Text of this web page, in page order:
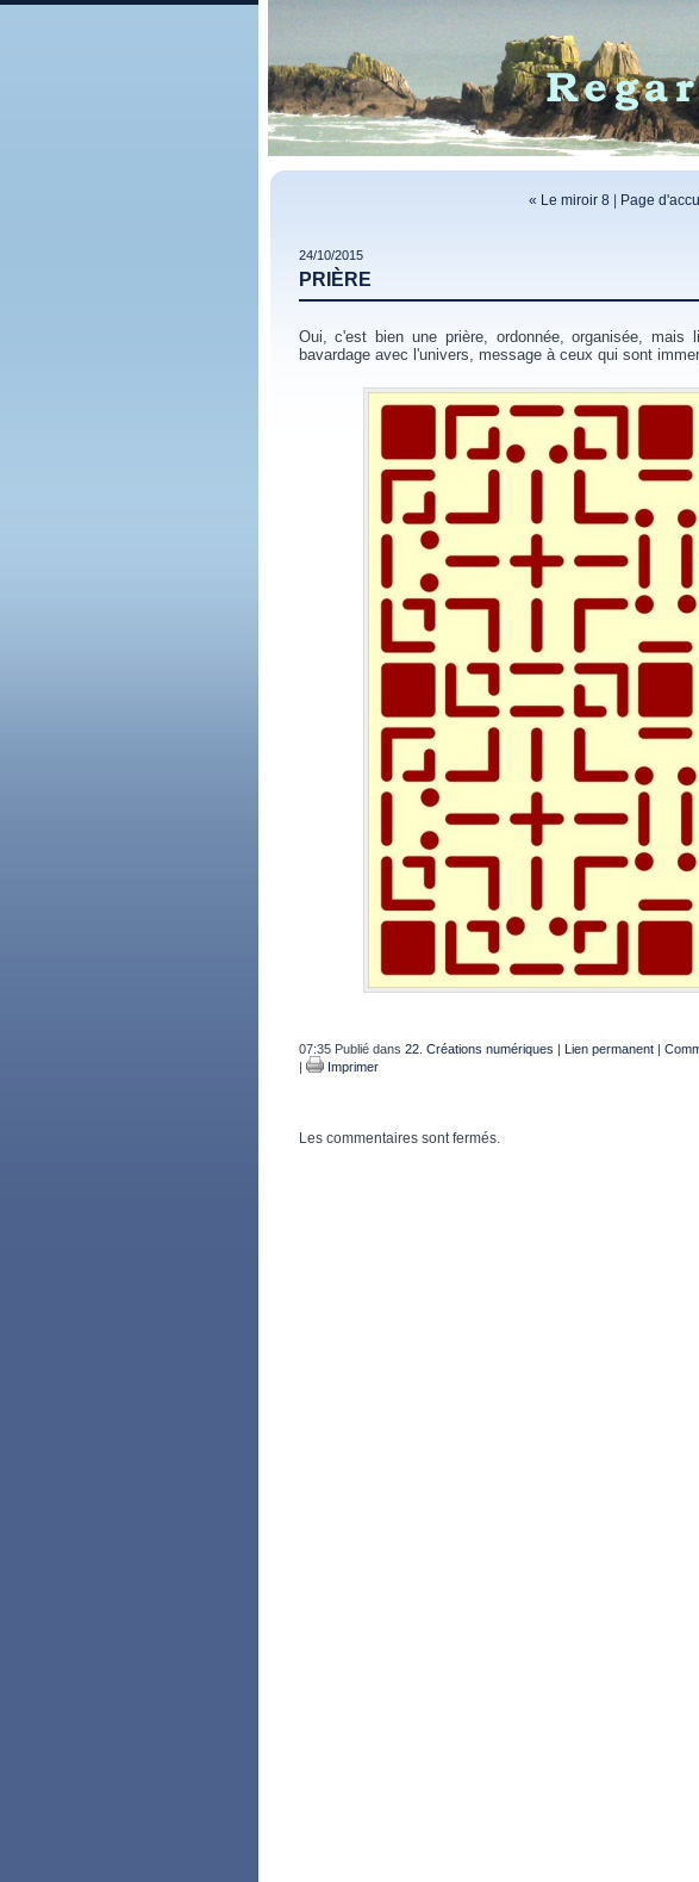
« Le miroir 8| Page
24/10/2015
PRIÈRE
Oui, c'est bien une prière, ordonnée, organisée,
bavardage avec l'univers, message à ceux qui sont
07:35 Publié dans 22. Créations numériques | Lien permanent|
|
Imprimer
Les commentaires sont fermés.